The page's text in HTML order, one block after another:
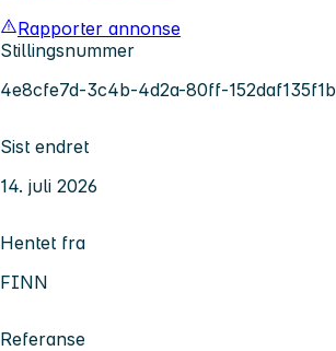
Rapporter annonse
Stillingsnummer
4e8cfe7d-3c4b-4d2a-80ff-152daf135f1b
Sist endret
14. juli 2026
Hentet fra
FINN
Referanse